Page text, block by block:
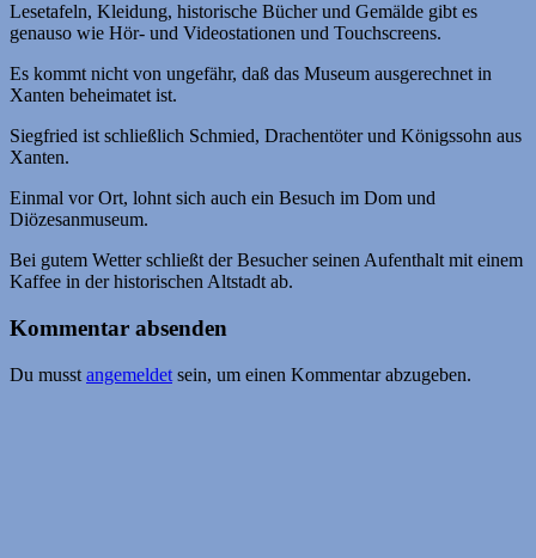
Lesetafeln, Kleidung, historische Bücher und Gemälde gibt es
genauso wie Hör- und Videostationen und Touchscreens.
Es kommt nicht von ungefähr, daß das Museum ausgerechnet in
Xanten beheimatet ist.
Siegfried ist schließlich Schmied, Drachentöter und Königssohn aus
Xanten.
Einmal vor Ort, lohnt sich auch ein Besuch im Dom und
Diözesanmuseum.
Bei gutem Wetter schließt der Besucher seinen Aufenthalt mit einem
Kaffee in der historischen Altstadt ab.
Kommentar absenden
Du musst angemeldet sein, um einen Kommentar abzugeben.